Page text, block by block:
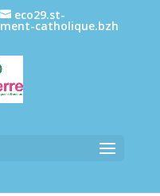
eco29.st-
catholique.bzh